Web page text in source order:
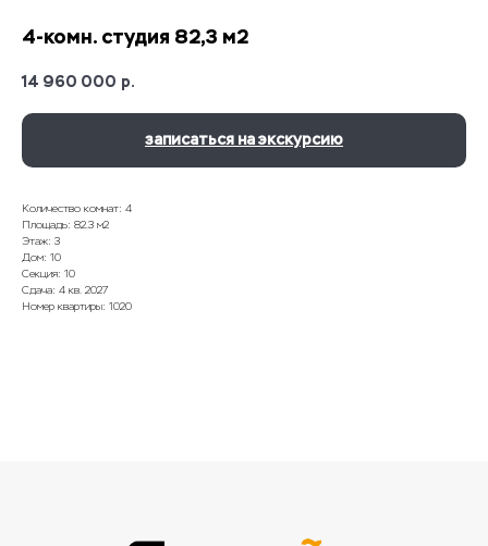
4-комн. студия 82,3 м2
14 960 000 р.
записаться на экскурсию
Количество комнат: 4
Площадь: 82.3 м2
Этаж: 3
Дом: 10
Секция: 10
Сдача: 4 кв. 2027
Номер квартиры: 1020